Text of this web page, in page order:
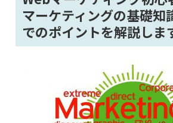
マーケティングの基礎知
でのポイントを解説しま